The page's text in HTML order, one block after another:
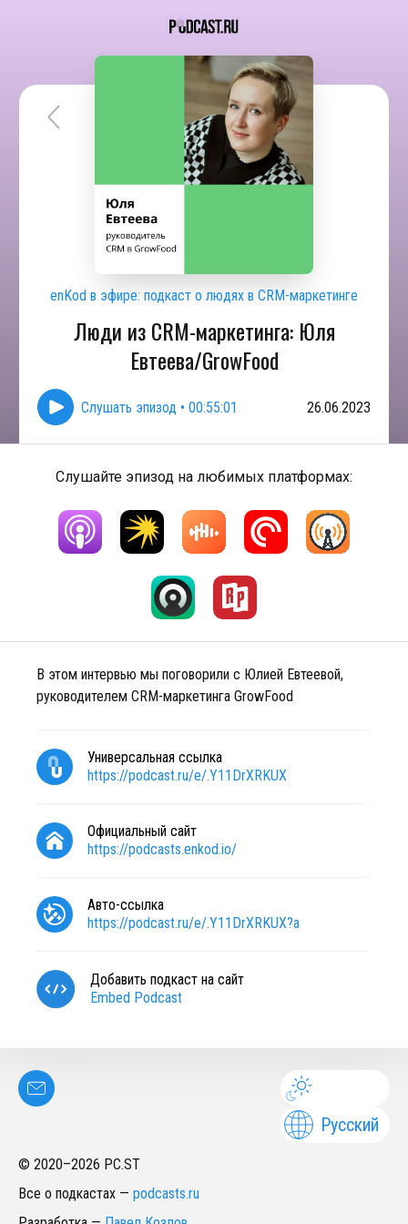
enKod в эфире: подкаст о людях в CRM-маркетинге
Люди из CRM-маркетинга: Юля
Евтеева/GrowFood
Слушать эпизод • 00:55:01 26.06.2023
Слушайте эпизод на любимых платформах:
В этом интервью мы поговорили с Юлией Евтеевой,
руководителем CRM-маркетинга GrowFood
Универсальная ссылка
https://podcast.ru/e/.Y11DrXRKUX
Официальный сайт
https://podcasts.enkod.io/
Авто-ссылка
https://podcast.ru/e/.Y11DrXRKUX?a
Добавить подкаст на сайт
Embed Podcast
Русский
© 2020–2026 PC.ST
Все о подкастах — podcasts.ru